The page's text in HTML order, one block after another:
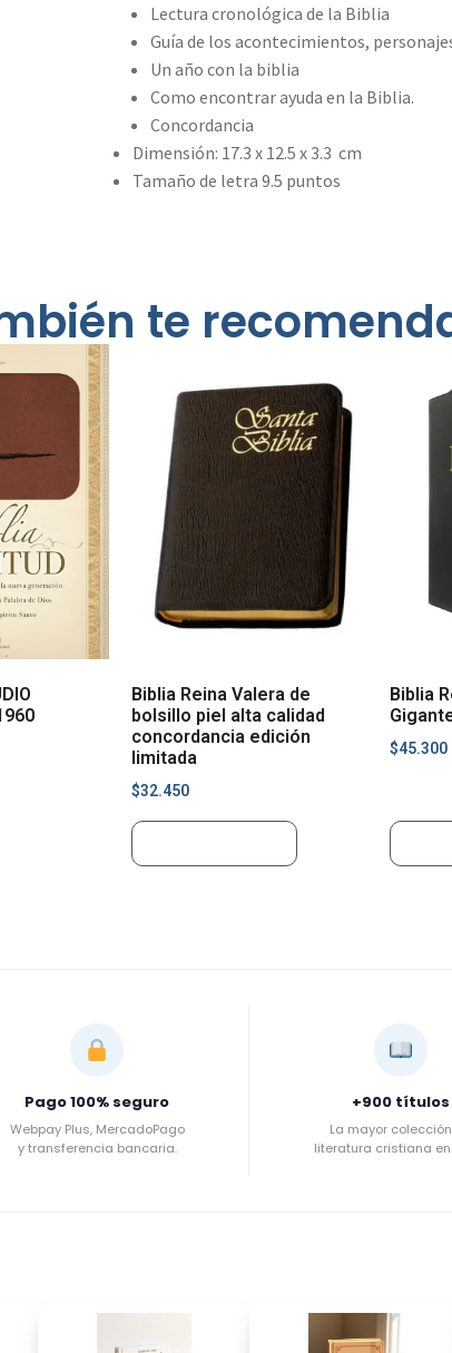
Lectura cronológica de la Biblia
Guía de los acontecimientos,
Un año con la biblia
Como encontrar ayuda en la Biblia.
Concordancia
Dimensión: 17.3 x 12.5 x 3.3 cm
Tamaño de letra 9.5 puntos
te
Biblia Reina Valera de
bolsillo piel alta calidad
concordancia edición
limitada
$32.450
Biblia
$45.300
Pago 100% seguro
Webpay Plus, MercadoPago
y transferencia bancaria.
+900 títulos
La mayor
literatura cristiana en